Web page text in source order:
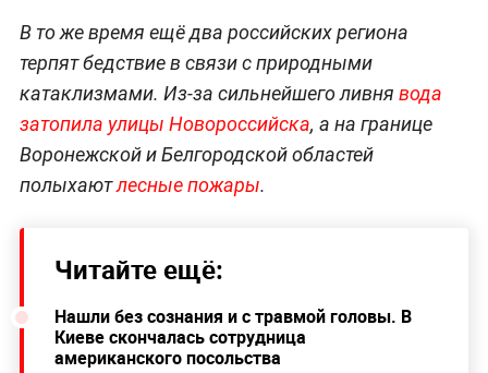
В то же время ещё два российских региона
терпят бедствие в связи с природными
катаклизмами. Из-за сильнейшего ливня вода
затопила улицы Новороссийска, а на границе
Воронежской и Белгородской областей
полыхаютлесные пожары.
Читайте ещё:
Нашли без сознания и с травмой головы. В
Киеве скончалась сотрудница
американского посольства